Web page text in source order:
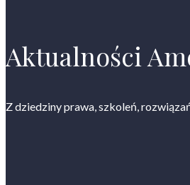
Aktualności
Z dziedziny prawa, szkoleń,